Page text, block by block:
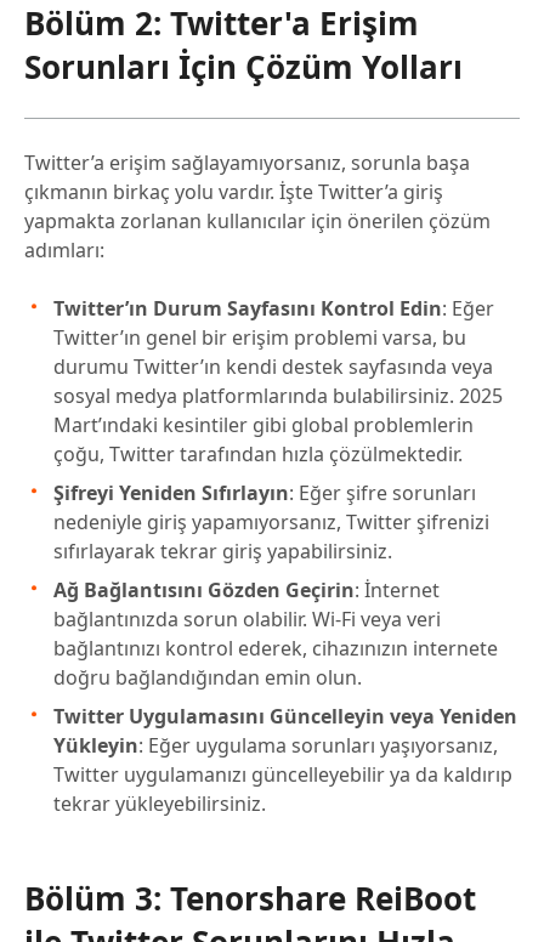
Bölüm 2: Twitter'a Erişim
Sorunları İçin Çözüm Yolları
Twitter’a erişim sağlayamıyorsanız, sorunla başa
çıkmanın birkaç yolu vardır. İşte Twitter’a giriş
yapmakta zorlanan kullanıcılar için önerilen çözüm
adımları:
Twitter’ın Durum Sayfasını Kontrol Edin: Eğer
Twitter’ın genel bir erişim problemi varsa, bu
durumu Twitter’ın kendi destek sayfasında veya
sosyal medya platformlarında bulabilirsiniz. 2025
Mart’ındaki kesintiler gibi global problemlerin
çoğu, Twitter tarafından hızla çözülmektedir.
Şifreyi Yeniden Sıfırlayın: Eğer şifre sorunları
nedeniyle giriş yapamıyorsanız, Twitter şifrenizi
sıfırlayarak tekrar giriş yapabilirsiniz.
Ağ Bağlantısını Gözden Geçirin: İnternet
bağlantınızda sorun olabilir. Wi-Fi veya veri
bağlantınızı kontrol ederek, cihazınızın internete
doğru bağlandığından emin olun.
Twitter Uygulamasını Güncelleyin veya Yeniden
Yükleyin: Eğer uygulama sorunları yaşıyorsanız,
Twitter uygulamanızı güncelleyebilir ya da kaldırıp
tekrar yükleyebilirsiniz.
Bölüm 3: Tenorshare ReiBoot